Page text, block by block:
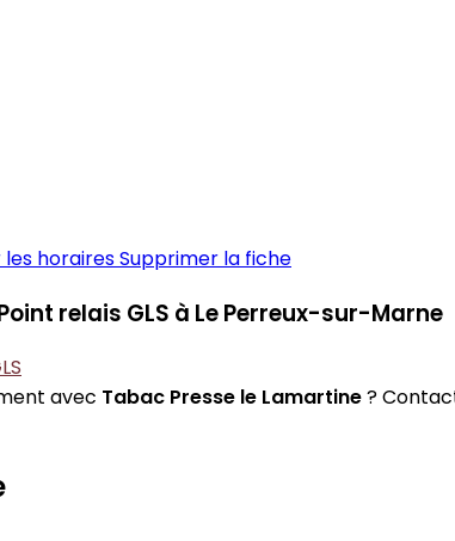
les horairesSupprimer la fiche
relais GLS à Le Perreux-sur-Marne
avec Tabac Presse le Lamartine?